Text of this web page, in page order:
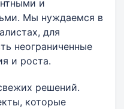
и
Мы нуждаемся в
для
неограниченные
и роста.
решений.
которые